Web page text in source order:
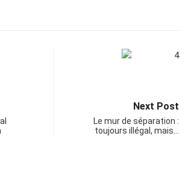
Next Post
Le mur de séparation :
toujours illégal, mais…